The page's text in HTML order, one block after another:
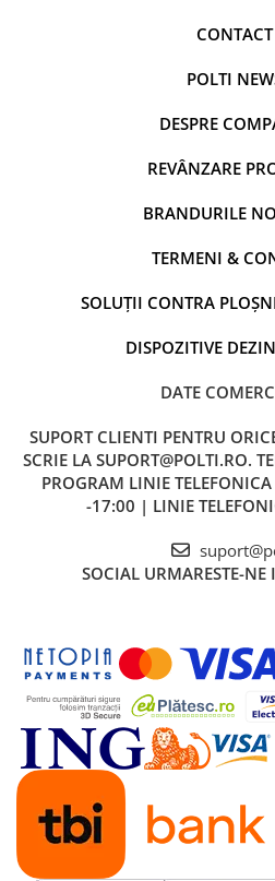
CONTACT
POLTI
DESPRE
REVÂNZARE
BRANDURILE
TERMENI &
SOLUȚII CONTRA
DISPOZITIVE
DATE
SUPORT CLIENTI PENTRU
SCRIE LA SUPORT@POLTI.RO.
PROGRAM LINIE
-17:00 | LINIE
SOCIAL URMARESTE-